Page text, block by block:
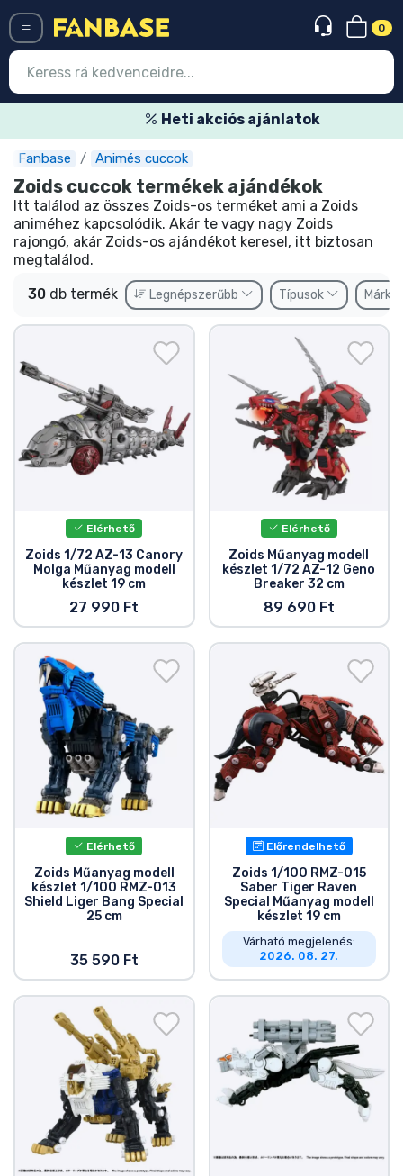
0
Heti akciós ajánlatok
Fanbase Animés cuccok
Zoids cuccok termékek ajándékok
Itt találod az összes Zoids-os terméket ami a Zoids
animéhez kapcsolódik. Akár te vagy nagy Zoids
rajongó, akár Zoids-os ajándékot keresel, itt biztosan
megtalálod.
30 db termék Legnépszerűbb Típusok
Elérhető
Zoids 1/72 AZ-13 Canory
Molga Műanyag modell
készlet 19 cm
27 990 Ft
Elérhető
Zoids Műanyag modell
készlet 1/72 AZ-12 Geno
Breaker 32 cm
89 690 Ft
Elérhető
Zoids Műanyag modell
készlet 1/100 RMZ-013
Shield Liger Bang Special
25 cm
35 590 Ft
Előrendelhető
Zoids 1/100 RMZ-015
Saber Tiger Raven
Special Műanyag modell
készlet 19 cm
Várható megjelenés:
2026. 08. 27.
Belépés
Legújabb cuccok
Akciós ajánlatok
Express szállítás
Előrendelhető cuccok
Outlet cuccok
Ajándékkártya
Szállítás és fizetés
Filmes cuccok
Mesés cuccok
Animés cuccok
Gamer cuccok
Sportos cuccok
Zenés cuccok
Terméktípusok
Márkák